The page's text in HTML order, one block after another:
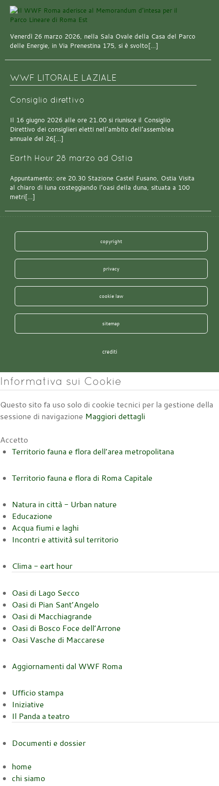
Venerdì 26 marzo 2026, nella Sala Ovale della Casa del Parco
delle Energie, in Via Prenestina 175, si è svolto[…]
WWF LITORALE LAZIALE
Consiglio direttivo
Il 16 giugno 2026 alle ore 21.00 si riunisce il Consiglio
Direttivo dei consiglieri eletti nell’ambito dell’assemblea
annuale del 26[…]
Earth Hour 28 marzo ad Ostia
Appuntamento: ore 20.30 Stazione Castel Fusano, Ostia Visita
al chiaro di luna costeggiando l’oasi della duna, situata a 100
metri[…]
copyright
privacy
cookie law
sitemap
crediti
Informativa sui Cookie
Questo sito fa uso solo di cookie tecnici per la gestione della
sessione di navigazione Maggiori dettagli
Accetto
Territorio fauna e flora dell’area metropolitana
Territorio fauna e flora di Roma Capitale
Natura in città - Urban nature
Educazione
Acqua fiumi e laghi
Incontri e attività sul territorio
Clima - eart hour
Oasi di Lago Secco
Oasi di Pian Sant’Angelo
Oasi di Macchiagrande
Oasi di Bosco Foce dell’Arrone
Oasi Vasche di Maccarese
Aggiornamenti dal WWF Roma
Ufficio stampa
Iniziative
Il Panda a teatro
Documenti e dossier
home
chi siamo